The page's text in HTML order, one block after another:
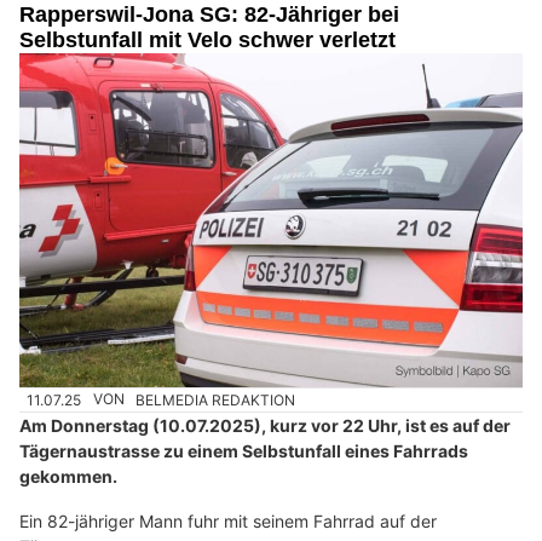
Rapperswil-Jona SG: 82-Jähriger bei
Selbstunfall mit Velo schwer verletzt
11.07.25 VON BELMEDIA REDAKTION
Am Donnerstag (10.07.2025), kurz vor 22 Uhr, ist es auf der
Tägernaustrasse zu einem Selbstunfall eines Fahrrads
gekommen.
Ein 82-jähriger Mann fuhr mit seinem Fahrrad auf der